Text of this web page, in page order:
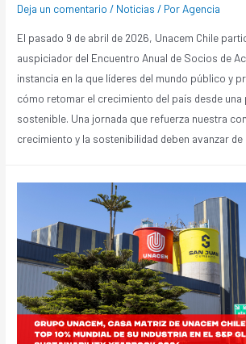
Deja un comentario / Noticias / Por Agencia
El pasado 9 de abril de 2026, Unacem Chile
auspiciador del Encuentro Anual de Socios de
instancia en la que líderes del mundo público y
cómo retomar el crecimiento del país desde
sostenible. Una jornada que refuerza nuestra
crecimiento y la sostenibilidad deben avanzar de